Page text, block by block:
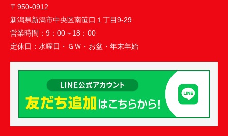
〒950-0912
新潟県新潟市中央区南笹口１丁目9-29
営業時間： 9：00～18：00
定休日： 水曜日・ＧＷ・お盆・年末年始